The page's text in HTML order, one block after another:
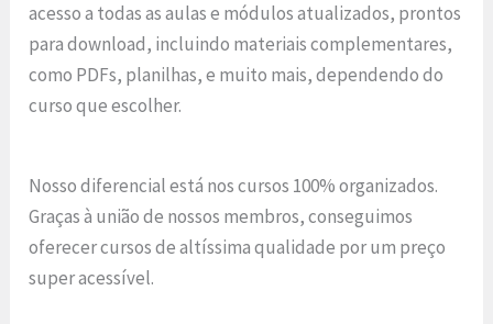
acesso a todas as aulas e módulos atualizados, prontos
para download, incluindo materiais complementares,
como PDFs, planilhas, e muito mais, dependendo do
curso que escolher.
Nosso diferencial está nos cursos 100% organizados.
Graças à união de nossos membros, conseguimos
oferecer cursos de altíssima qualidade por um preço
super acessível.